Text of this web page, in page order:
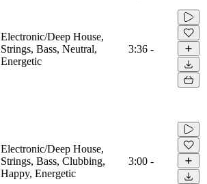
Electronic/Deep House,
Strings, Bass, Neutral,
Energetic
3:36 -
Electronic/Deep House,
Strings, Bass, Clubbing,
Happy, Energetic
3:00 -